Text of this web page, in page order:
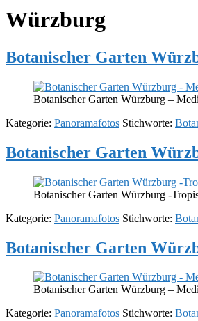
Würzburg
Botanischer Garten
Botanischer Garten Würzburg –
Kategorie: Panoramafotos Stichworte:
Botanischer Garten
Botanischer Garten Würzburg -
Kategorie: Panoramafotos Stichworte:
Botanischer Garten
Botanischer Garten Würzburg –
Kategorie: Panoramafotos Stichworte: